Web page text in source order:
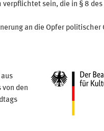
sein, die in § 8
an die Opfer
von den